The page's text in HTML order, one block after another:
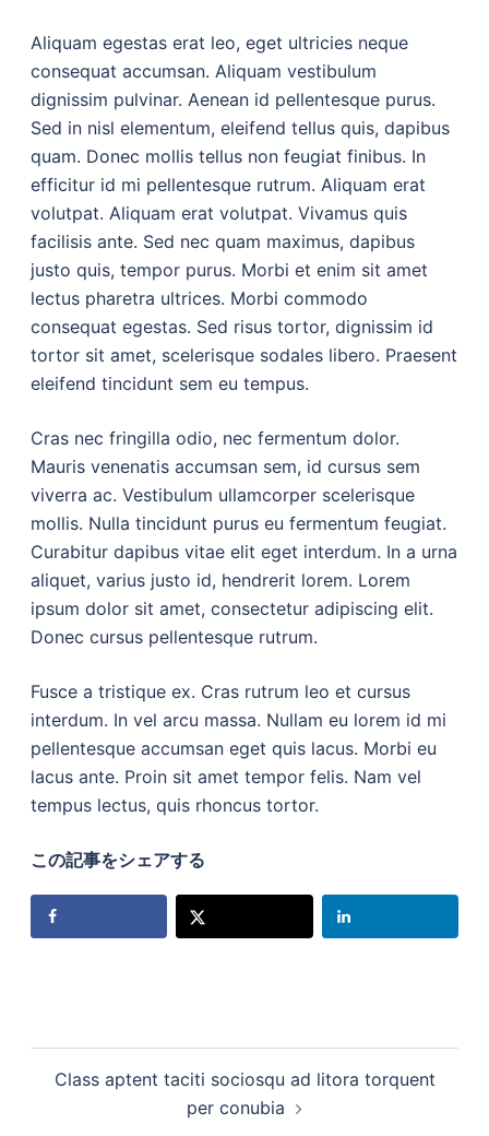
Aliquam egestas erat leo, eget ultricies neque
consequat accumsan. Aliquam vestibulum
dignissim pulvinar. Aenean id pellentesque purus.
Sed in nisl elementum, eleifend tellus quis, dapibus
quam. Donec mollis tellus non feugiat finibus. In
efficitur id mi pellentesque rutrum. Aliquam erat
volutpat. Aliquam erat volutpat. Vivamus quis
facilisis ante. Sed nec quam maximus, dapibus
justo quis, tempor purus. Morbi et enim sit amet
lectus pharetra ultrices. Morbi commodo
consequat egestas. Sed risus tortor, dignissim id
tortor sit amet, scelerisque sodales libero. Praesent
eleifend tincidunt sem eu tempus.
Cras nec fringilla odio, nec fermentum dolor.
Mauris venenatis accumsan sem, id cursus sem
viverra ac. Vestibulum ullamcorper scelerisque
mollis. Nulla tincidunt purus eu fermentum feugiat.
Curabitur dapibus vitae elit eget interdum. In a urna
aliquet, varius justo id, hendrerit lorem. Lorem
ipsum dolor sit amet, consectetur adipiscing elit.
Donec cursus pellentesque rutrum.
Fusce a tristique ex. Cras rutrum leo et cursus
interdum. In vel arcu massa. Nullam eu lorem id mi
pellentesque accumsan eget quis lacus. Morbi eu
lacus ante. Proin sit amet tempor felis. Nam vel
tempus lectus, quis rhoncus tortor.
この記事をシェアする
Class aptent taciti sociosqu ad litora torquent
per conubia